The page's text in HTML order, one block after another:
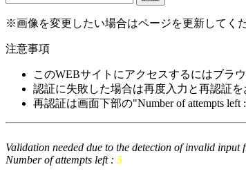
※画像を変更したい場合はページを更新してく
注意事項
このWEBサイトにアクセスするにはブラ
認証に失敗した場合は再度入力と再認証を
再認証は画面下部の"Number of attempts
Validation needed due to the detection of invalid
Number of attempts left : 5